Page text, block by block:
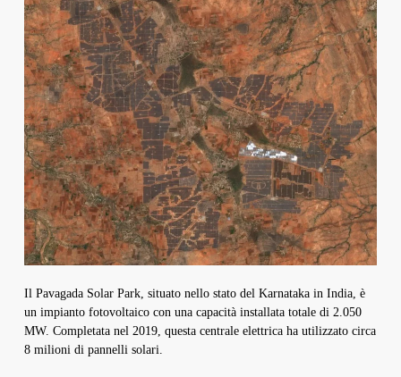
Il Pavagada Solar Park, situato nello stato del Karnataka in India, è
un impianto fotovoltaico con una capacità installata totale di 2.050
MW. Completata nel 2019, questa centrale elettrica ha utilizzato circa
8 milioni di pannelli solari.